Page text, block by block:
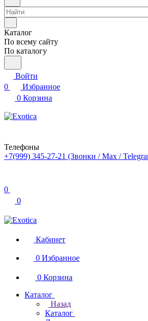
Каталог
По всему сайту
По каталогу
Войти
0
Избранное
0 Корзина
Телефоны
+7(999) 345-27-21 (Звонки / Max /
0
0
Кабинет
0 Избранное
0 Корзина
Каталог
Назад
Каталог